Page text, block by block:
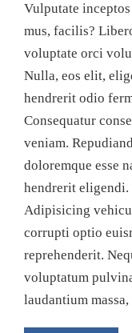
Vulputate
mus, facilis?
voluptate orci
Nulla, eos elit,
hendrerit odio
Consequatur
veniam.
doloremque esse
hendrerit eligendi.
Adipisicing
corrupti optio
reprehenderit.
voluptatum
laudantium